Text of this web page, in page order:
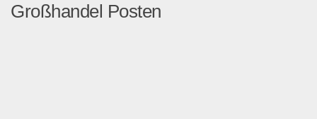
Großhandel Posten